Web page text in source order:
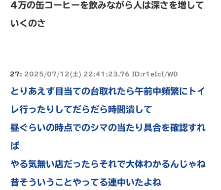
4万の缶コーヒーを飲みながら人は深さを増して
いくのさ
27: 2025/07/12(土) 22:41:23.76 ID:r1eIcI/W0
とりあえず目当ての台取れたら午前中頻繁にトイ
レ行ったりしてだらだら時間潰して
昼ぐらいの時点でのシマの当たり具合を確認すれ
ば
やる気無い店だったらそれで大体わかるんじゃね
昔そういうことやってる連中いたよね